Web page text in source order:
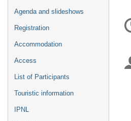
de
Agenda and slideshows
Registration
Accommodation
Access
List of Participants
Touristic information
IPNL